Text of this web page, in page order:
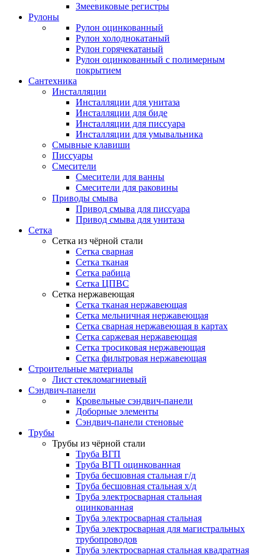
Змеевиковые регистры
Рулоны
Рулон оцинкованный
Рулон холоднокатаный
Рулон горячекатаный
Рулон оцинкованный с полимерным
покрытием
Сантехника
Инсталляции
Инсталляции для унитаза
Инсталляции для биде
Инсталляции для писсуара
Инсталляции для умывальника
Смывные клавиши
Писсуары
Смесители
Смесители для ванны
Смесители для раковины
Приводы смыва
Привод смыва для писсуара
Привод смыва для унитаза
Сетка
Сетка из чёрной стали
Сетка сварная
Сетка тканая
Сетка рабица
Сетка ЦПВС
Сетка нержавеющая
Сетка тканая нержавеющая
Сетка мельничная нержавеющая
Сетка сварная нержавеющая в картах
Сетка саржевая нержавеющая
Сетка тросиковая нержавеющая
Сетка фильтровая нержавеющая
Строительные материалы
Лист стекломагниевый
Сэндвич-панели
Кровельные сэндвич-панели
Доборные элементы
Сэндвич-панели стеновые
Трубы
Трубы из чёрной стали
Труба ВГП
Труба ВГП оцинкованная
Труба бесшовная стальная г/д
Труба бесшовная стальная х/д
Труба электросварная стальная
оцинкованная
Труба электросварная стальная
Труба электросварная для магистральных
трубопроводов
Труба электросварная стальная квадратная